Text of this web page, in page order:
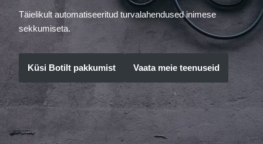
Täielikult automatiseeritud turvalahendused inimese
sekkumiseta.
Küsi Botilt pakkumist Vaata meie teenuseid